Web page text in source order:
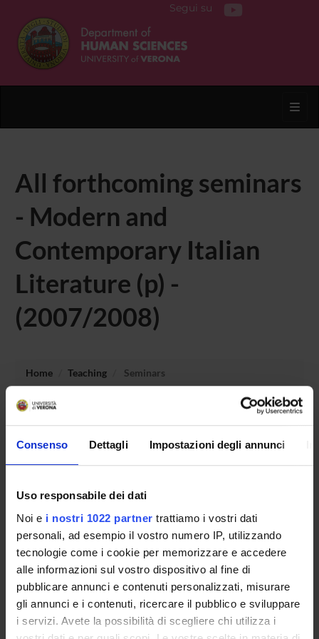
Consenso Dettagli Impostazioni degli annunci
Uso responsabile dei dati
Noi e i nostri 1022 partner trattiamo i vostri dati
personali, ad esempio il vostro numero IP, utilizzando
tecnologie come i cookie per memorizzare e accedere
alle informazioni sul vostro dispositivo al fine di
pubblicare annunci e contenuti personalizzati, misurare
gli annunci e i contenuti, ricercare il pubblico e sviluppare
i servizi. Avete la possibilità di scegliere chi utilizza i
Segui su
All forthcoming seminars
- Modern and
Contemporary Italian
Literature (p) -
(2007/2008)
Home Teaching Seminars
No recent seminar found relating to teaching Modern and
STUDYING
COURSES
PHD PROGRAMMES AND POSTGRADUATE
TRAINING
Contacts